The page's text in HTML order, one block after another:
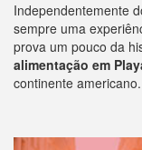
Independentemente
sempre uma
prova um pouco da
alimentação em
continente americano.